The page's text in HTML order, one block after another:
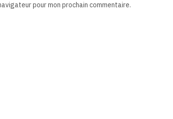
pour mon prochain commentaire.